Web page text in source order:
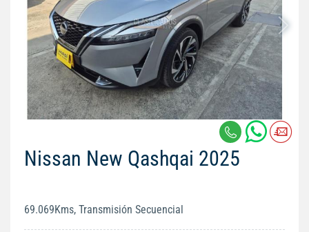
Nissan New Qashqai 2025
69.069Kms, Transmisión Secuencial